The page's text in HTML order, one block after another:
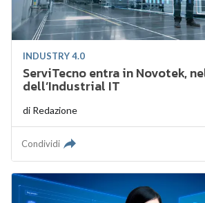
INDUSTRY 4.0
ServiTecno entra in Novotek,
dell’Industrial IT
di Redazione
Condividi